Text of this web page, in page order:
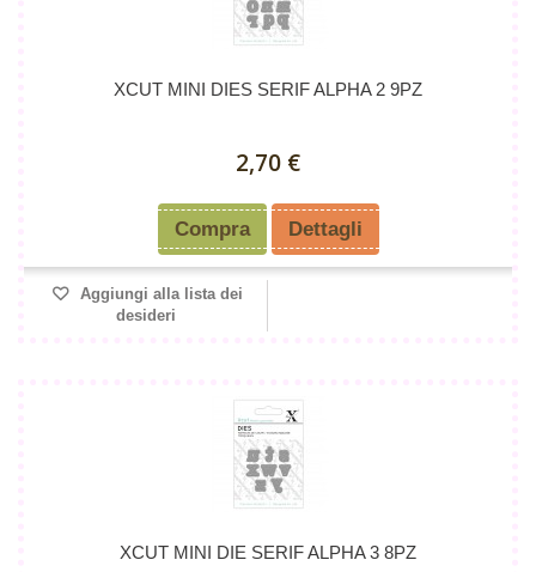
XCUT MINI DIES SERIF ALPHA 2 9PZ
2,70 €
Compra Dettagli
Aggiungi alla lista dei
desideri
XCUT MINI DIE SERIF ALPHA 3 8PZ